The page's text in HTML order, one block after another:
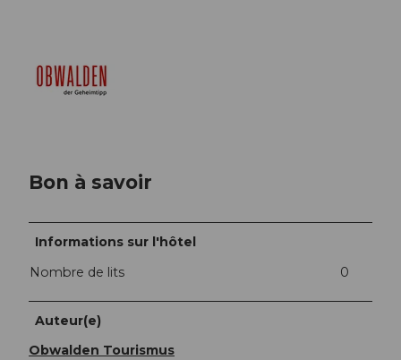
Bon à savoir
Informations sur l'hôtel
Nombre de lits
0
Auteur(e)
Obwalden Tourismus